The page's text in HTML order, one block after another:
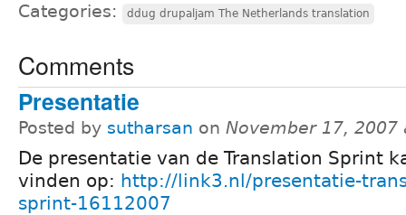
Categories: ddug drupaljam The Netherlands translation
Comments
Presentatie
Posted by sutharsan on November 17, 2007
De presentatie van de Translation Sprint
vinden op: http://link3.nl/presentatie-
sprint-16112007